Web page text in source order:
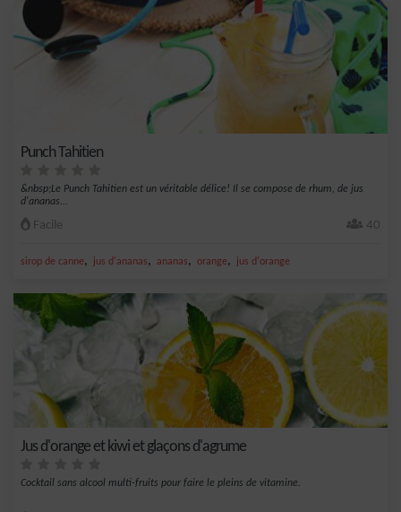
Punch Tahitien
&nbsp;Le Punch Tahitien est un véritable délice! Il se compose de rhum, de jus
d'ananas...
Facile 40
sirop de canne, jus d'ananas, ananas, orange, jus d'orange
Jus d'orange et kiwi et glaçons d'agrume
Cocktail sans alcool multi-fruits pour faire le pleins de vitamine.